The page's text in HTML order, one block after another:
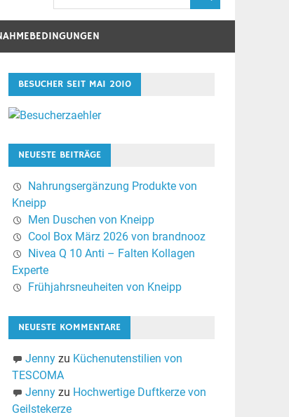
BESUCHER SEIT MAI 2010
NEUESTE BEITRÄGE
Nahrungsergänzung Produkte von
Kneipp
Men Duschen von Kneipp
Cool Box März 2026 von brandnooz
Nivea Q 10 Anti – Falten Kollagen
Experte
Frühjahrsneuheiten von Kneipp
NEUESTE KOMMENTARE
Jennyzu Küchenutenstilien von
TESCOMA
Jennyzu Hochwertige Duftkerze von
Geilstekerze